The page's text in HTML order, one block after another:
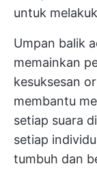
untuk
Umpan balik
memainkan
kesuksesan
membantu
setiap suara
setiap
tumbuh dan